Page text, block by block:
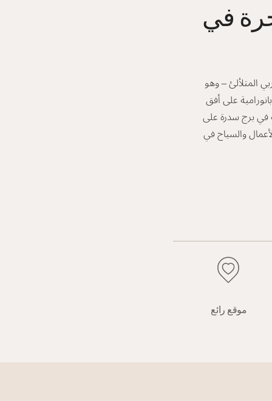
في
المتلألئ – وهو
على أفق
الساطعة وأجواء المدينة الكبيرة من الطوابق الـ 23 العلوية في برج سدرة على
والسياح في
موقع رائع